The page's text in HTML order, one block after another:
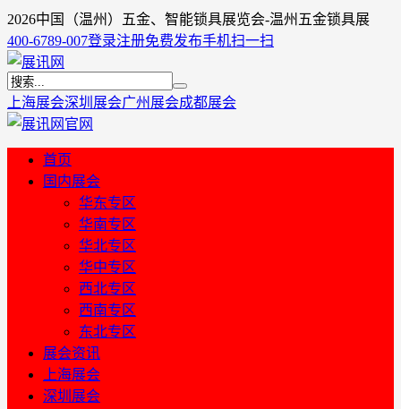
2026中国（温州）五金、智能锁具展览会-温州五金锁具展
400-6789-007登录注册免费发布手机扫一扫
上海展会深圳展会广州展会成都展会
首页
国内展会
华东专区
华南专区
华北专区
华中专区
西北专区
西南专区
东北专区
展会资讯
上海展会
深圳展会